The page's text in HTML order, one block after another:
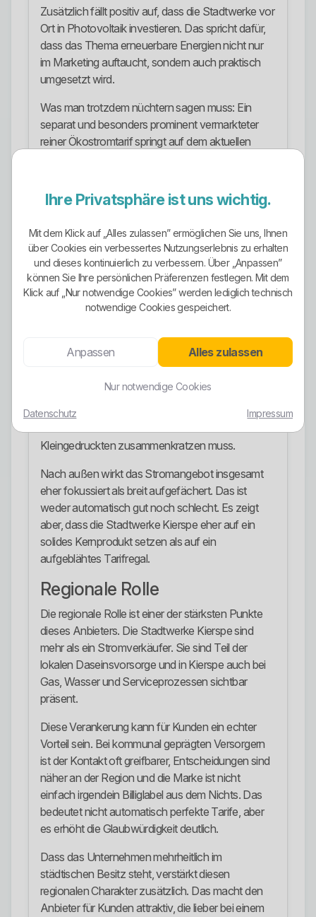
Zusätzlich fällt positiv auf, dass die Stadtwerke vor
Ort in Photovoltaik investieren. Das spricht dafür,
dass das Thema erneuerbare Energien nicht nur
im Marketing auftaucht, sondern auch praktisch
umgesetzt wird.
Was man trotzdem nüchtern sagen muss: Ein
separat und besonders prominent vermarkteter
reiner Ökostromtarif springt auf dem aktuellen
bestimmten Zertifizierungen sucht, sollte das vor
Vertragsabschluss genau prüfen und nicht einfach
annehmen.
Stromangebote
Im Mittelpunkt steht cleverStrom. Der Tarif ist auf
Kunden zugeschnitten, die stabile Konditionen und
mehr Planungssicherheit wollen. Damit richtet sich
statt dauernd Tarifhopping zu betreiben.
die Vertragslogik und die grundsätzlichen Vorteile.
Das ist deutlich besser als bei vielen Billiganbietern,
bei denen man sich die Wahrheit erst aus dem
Kleingedruckten zusammenkratzen muss.
Nach außen wirkt das Stromangebot insgesamt
eher fokussiert als breit aufgefächert. Das ist
weder automatisch gut noch schlecht. Es zeigt
aber, dass die Stadtwerke Kierspe eher auf ein
solides Kernprodukt setzen als auf ein
aufgeblähtes Tarifregal.
Regionale Rolle
Die regionale Rolle ist einer der stärksten Punkte
dieses Anbieters. Die Stadtwerke Kierspe sind
mehr als ein Stromverkäufer. Sie sind Teil der
lokalen Daseinsvorsorge und in Kierspe auch bei
Gas, Wasser und Serviceprozessen sichtbar
präsent.
Diese Verankerung kann für Kunden ein echter
Vorteil sein. Bei kommunal geprägten Versorgern
ist der Kontakt oft greifbarer, Entscheidungen sind
näher an der Region und die Marke ist nicht
einfach irgendein Billiglabel aus dem Nichts. Das
bedeutet nicht automatisch perfekte Tarife, aber
es erhöht die Glaubwürdigkeit deutlich.
Dass das Unternehmen mehrheitlich im
städtischen Besitz steht, verstärkt diesen
regionalen Charakter zusätzlich. Das macht den
Anbieter für Kunden attraktiv, die lieber bei einem
Ihre Privatsphäre ist uns wichtig.
Mit dem Klick auf „Alles zulassen” ermöglichen Sie uns, Ihnen
über Cookies ein verbessertes Nutzungserlebnis zu erhalten
und dieses kontinuierlich zu verbessern. Über „Anpassen”
können Sie Ihre persönlichen Präferenzen festlegen. Mit dem
Klick auf „Nur notwendige Cookies” werden lediglich technisch
notwendige Cookies gespeichert.
Anpassen Alles zulassen
Nur notwendige Cookies
Datenschutz Impressum